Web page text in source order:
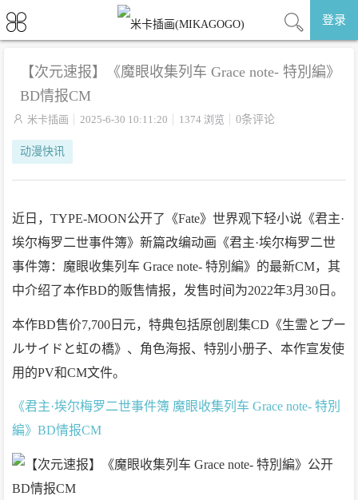
登录
【次元速报】《魔眼收集列车 Grace note- 特別編》
BD情报CM
 米卡插画 2025-6-30 10:11:20 1374 浏览 0条评论
动漫快讯
近日，TYPE-MOON公开了《Fate》世界观下轻小说《君主·
埃尔梅罗二世事件簿》新篇改编动画《君主·埃尔梅罗二世
事件簿：魔眼收集列车 Grace note- 特別編》的最新CM，其
中介绍了本作BD的贩售情报，发售时间为2022年3月30日。
本作BD售价7,700日元，特典包括原创剧集CD《生霊とプー
ルサイドと虹の橋》、角色海报、特别小册子、本作宣发使
用的PV和CM文件。
《君主·埃尔梅罗二世事件簿 魔眼收集列车 Grace note- 特別
編》BD情报CM